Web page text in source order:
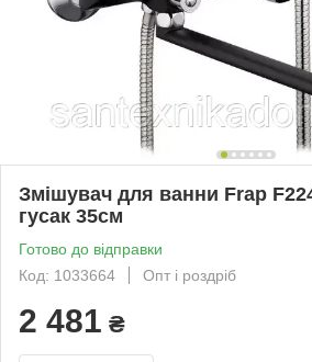
Змішувач для ванни Frap
гусак 35см
Готово до відправки
Код: 1033664
Опт і роздріб
2 481 ₴